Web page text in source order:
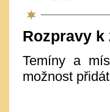
Aktuality
Rozpravy k
Temíny a
možnost